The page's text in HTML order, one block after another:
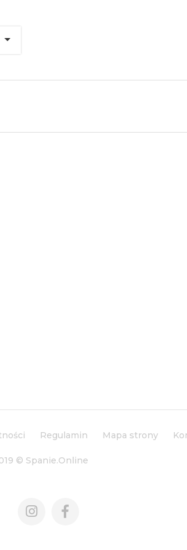
Regulamin Mapa strony
© Spanie.Online